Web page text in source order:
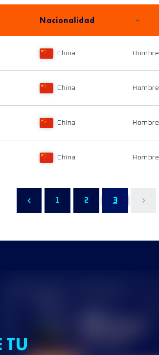
Nacionalidad
China Hombre
China Hombre
China Hombre
China Hombre
1 2 3
TU